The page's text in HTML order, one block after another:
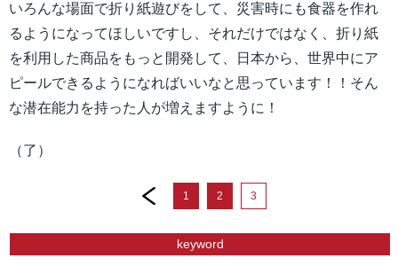
いろんな場面で折り紙遊びをして、災害時にも食器を作れ
るようになってほしいですし、それだけではなく、折り紙
を利用した商品をもっと開発して、日本から、世界中にア
ピールできるようになればいいなと思っています！！そん
な潜在能力を持った人が増えますように！
（了）
prev
1 2 3
keyword